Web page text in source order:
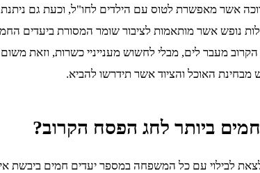
אשר מאפשרת לטוס עם הילדים לחו"ל, וכעת גם
נופש אשר מותאמות לציבור שומר המסורת ביעדים
מעבר לים, מבלי לחשוש מענייניי כשרות, וזאת
האוכל והציוד אשר תידרשו להביא.
ביותר לחג הפסח הקרוב?
לבילוי עם כל המשפחה במספר יעדים חמים ביבשת